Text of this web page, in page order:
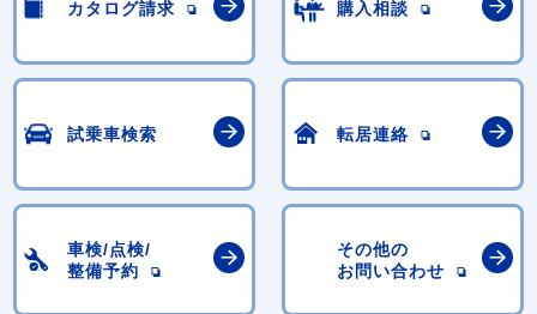
カタログ請求 購入相談
試乗車検索 転居連絡
車検/点検/
整備予約
その他の
お問い合わせ